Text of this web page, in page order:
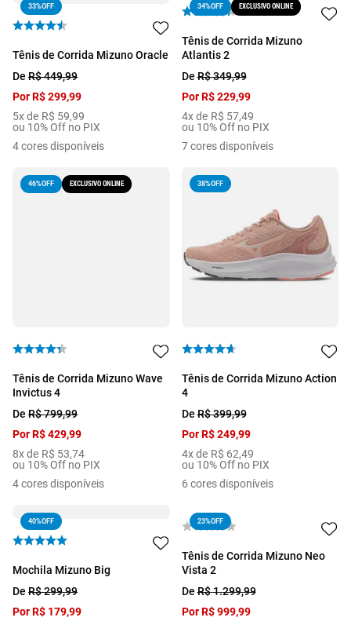
33%OFF
Tênis de Corrida Mizuno Oracle
De R$449,99
PorR$299,99
5x de R$ 59,99
ou 10% Off no PIX
4cores disponíveis
34%OFF EXCLUSIVO ONLINE
Tênis de Corrida Mizuno
Atlantis 2
DeR$349,99
PorR$ 229,99
4x de R$ 57,49
ou 10% Off no PIX
7 cores disponíveis
46%OFF EXCLUSIVO ONLINE
Tênis de Corrida Mizuno Wave
Invictus 4
De R$799,99
PorR$429,99
8x de R$ 53,74
ou 10% Off no PIX
4cores disponíveis
38%OFF
Tênis de Corrida Mizuno Action
4
DeR$399,99
PorR$ 249,99
4x de R$ 62,49
ou 10% Off no PIX
6 cores disponíveis
40%OFF
Mochila Mizuno Big
De R$299,99
PorR$ 179,99
23%OFF
Tênis de Corrida Mizuno Neo
Vista 2
DeR$1.299,99
PorR$ 999,99